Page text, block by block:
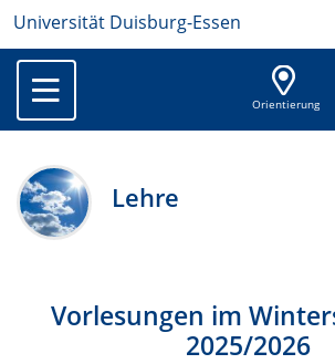
Universität Duisburg-Essen
Orientierung
Lehre
Vorlesungen im
2025/2026